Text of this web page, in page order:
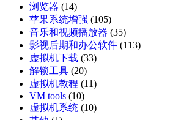
浏览器 (14)
苹果系统增强 (105)
音乐和视频播放器 (35)
影视后期和办公软件 (113)
虚拟机下载 (33)
解锁工具 (20)
虚拟机教程 (11)
VM tools (10)
虚拟机系统 (10)